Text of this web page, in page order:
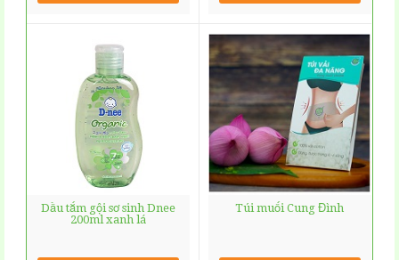
Dầu tắm gội sơ sinh Dnee
200ml xanh lá
Túi muối Cung Đình